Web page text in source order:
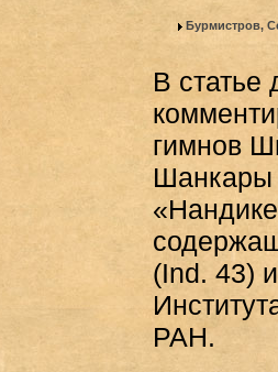
Бурмистров,
В статье
гимнов
Шанкары
(Ind. 43)
РАН.